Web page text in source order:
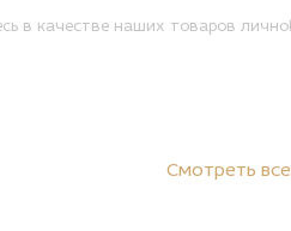
в качестве наших товаров лично!
Смотреть все